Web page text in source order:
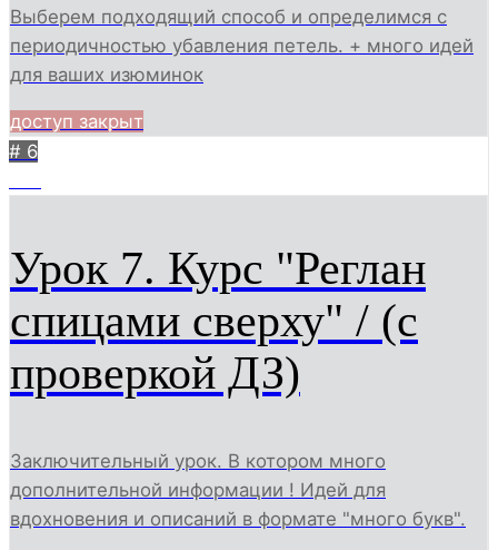
Выберем подходящий способ и определимся с
периодичностью убавления петель. + много идей
для ваших изюминок
доступ закрыт
# 6
Урок 7. Курс "Реглан
спицами сверху" / (с
проверкой ДЗ)
Заключительный урок. В котором много
дополнительной информации ! Идей для
вдохновения и описаний в формате "много букв".